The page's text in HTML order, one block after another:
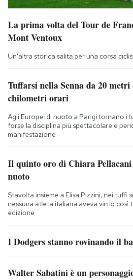
La prima volta del Tour de
Mont Ventoux
Un'altra storica salita per una corsa
Tuffarsi nella Senna da 20 metri
chilometri orari
Agli Europei di nuoto a Parigi tornano i
forse la disciplina più spettacolare e
manifestazione
Il quinto oro di Chiara
nuoto
Stavolta insieme a Elisa Pizzini, nei tuffi
nessuna atleta italiana aveva vinto così
edizione
I Dodgers stanno rovinando il
Walter Sabatini è un